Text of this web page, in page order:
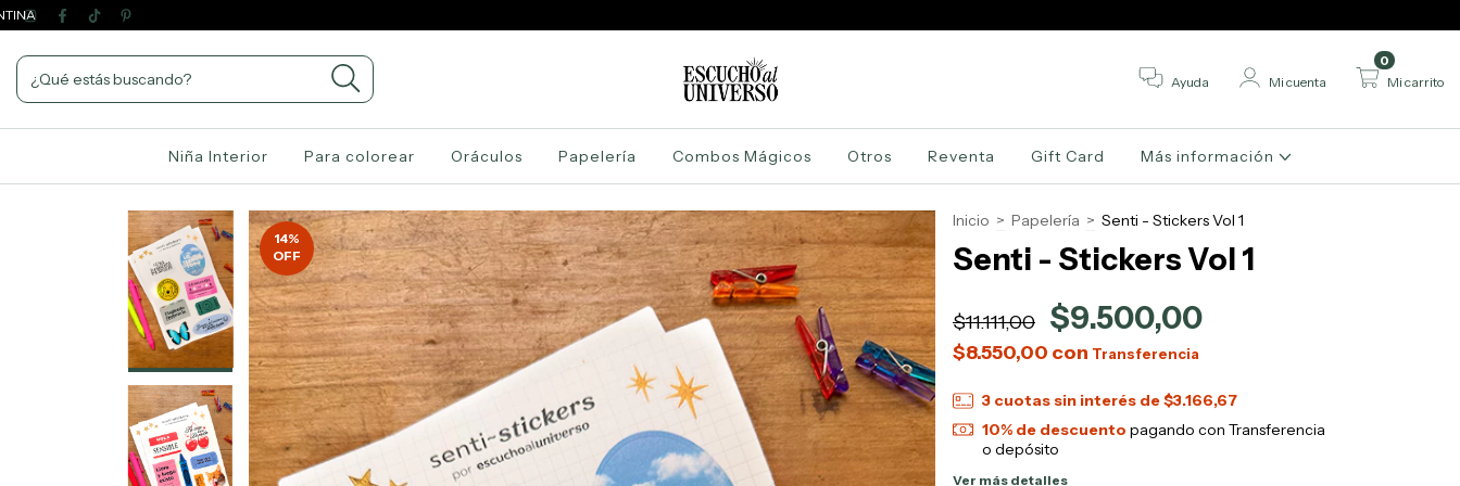
Ayuda Mi cuenta Mi carrito
0
Niña Interior Para colorear Oráculos Papelería Combos Mágicos Otros Reventa Gift Card Más información
14%
OFF
Inicio > Papelería > Senti - Stickers Vol 1
Senti - Stickers Vol 1
$11.111,00 $9.500,00
$8.550,00 con
3 cuotas sin interés de$3.166,67
10% de descuento pagando con Transferencia
o depósito
Ver más detalles